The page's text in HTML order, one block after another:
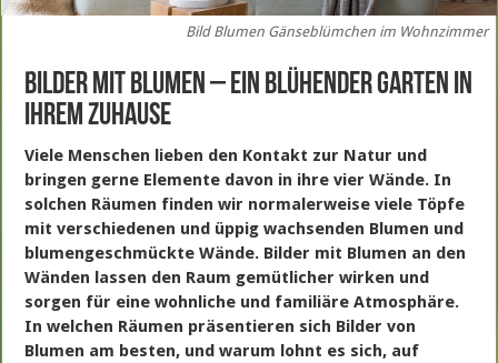
Bild Blumen Gänseblümchen im Wohnzimmer
Bilder mit Blumen – ein blühender Garten in
Ihrem Zuhause
Viele Menschen lieben den Kontakt zur Natur und
bringen gerne Elemente davon in ihre vier Wände. In
solchen Räumen finden wir normalerweise viele Töpfe
mit verschiedenen und üppig wachsenden Blumen und
blumengeschmückte Wände. Bilder mit Blumen an den
Wänden lassen den Raum gemütlicher wirken und
sorgen für eine wohnliche und familiäre Atmosphäre.
In welchen Räumen präsentieren sich Bilder von
Blumen am besten, und warum lohnt es sich, auf